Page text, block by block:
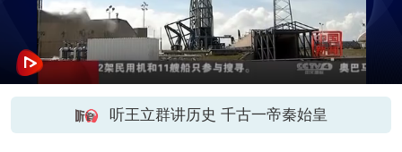
听王立群讲历史 千古一帝秦始皇